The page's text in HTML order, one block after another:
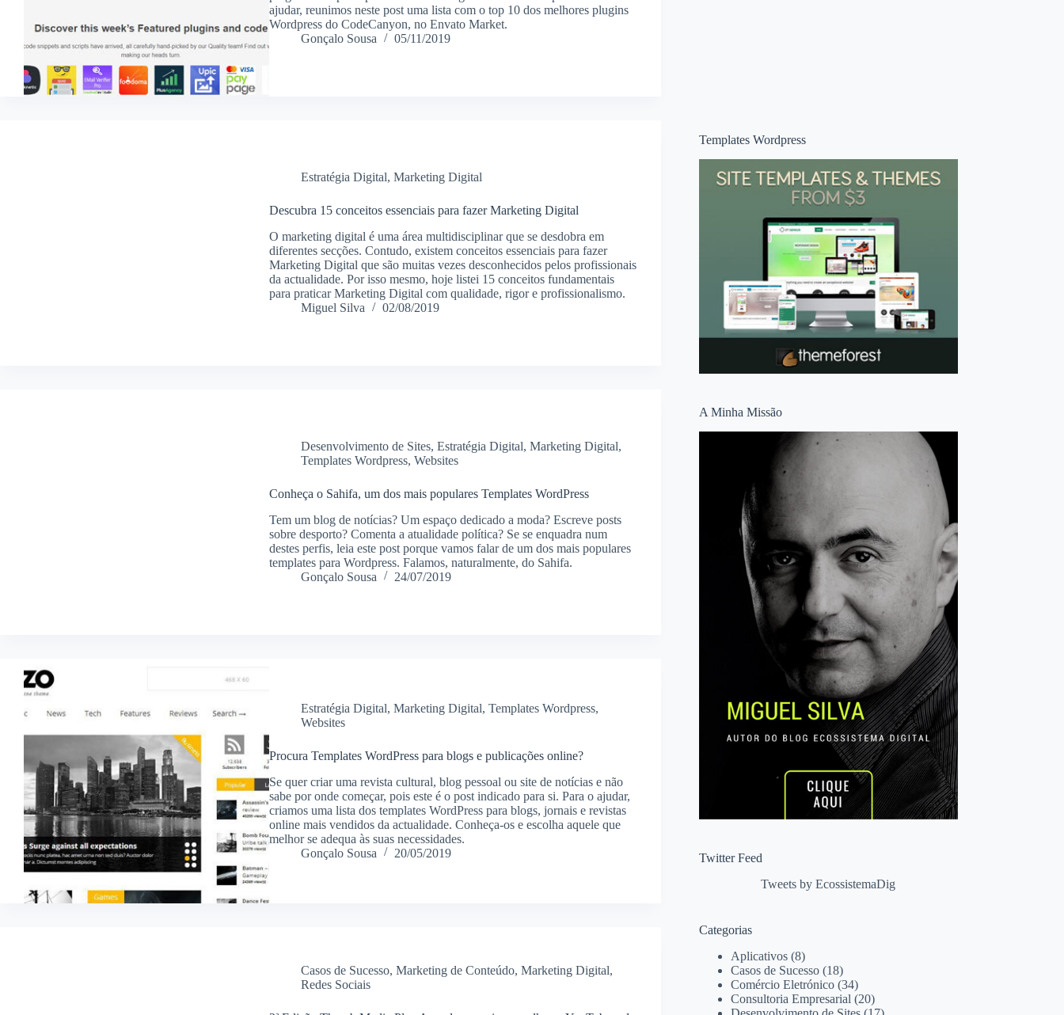
ajudar, reunimos neste post uma lista com o top 10 dos melhores plugins
Wordpress do CodeCanyon, no Envato Market.
Gonçalo Sousa
05/11/2019
Estratégia Digital, Marketing Digital
Descubra 15 conceitos essenciais para fazer Marketing Digital
O marketing digital é uma área multidisciplinar que se desdobra em
diferentes secções. Contudo, existem conceitos essenciais para fazer
Marketing Digital que são muitas vezes desconhecidos pelos profissionais
da actualidade. Por isso mesmo, hoje listei 15 conceitos fundamentais
para praticar Marketing Digital com qualidade, rigor e profissionalismo.
Miguel Silva
02/08/2019
Desenvolvimento de Sites, Estratégia Digital, Marketing Digital,
Templates Wordpress, Websites
Conheça o Sahifa, um dos mais populares Templates WordPress
Tem um blog de notícias? Um espaço dedicado a moda? Escreve posts
sobre desporto? Comenta a atualidade política? Se se enquadra num
destes perfis, leia este post porque vamos falar de um dos mais populares
templates para Wordpress. Falamos, naturalmente, do Sahifa.
Gonçalo Sousa
24/07/2019
Estratégia Digital, Marketing Digital, Templates Wordpress,
Websites
Procura Templates WordPress para blogs e publicações online?
Se quer criar uma revista cultural, blog pessoal ou site de notícias e não
sabe por onde começar, pois este é o post indicado para si. Para o ajudar,
criamos uma lista dos templates WordPress para blogs, jornais e revistas
online mais vendidos da actualidade. Conheça-os e escolha aquele que
melhor se adequa às suas necessidades.
Gonçalo Sousa
20/05/2019
Casos de Sucesso, Marketing de Conteúdo, Marketing Digital,
Redes Sociais
Templates Wordpress
A Minha Missão
Twitter Feed
Tweets by EcossistemaDig
Categorias
Aplicativos (8)
Casos de Sucesso (18)
Comércio Eletrónico (34)
Consultoria Empresarial (20)